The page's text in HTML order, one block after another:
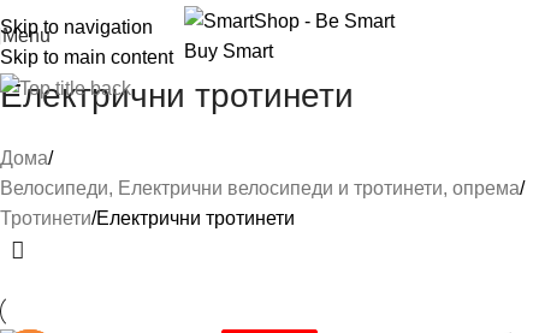
Skip to navigation
Skip to main content
Menu
Електрични тротинети
Дома
Велосипеди, Електрични велосипеди и тротинети, опрема
Тротинети Електрични тротинети